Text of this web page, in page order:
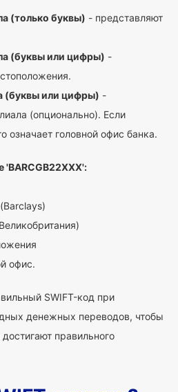
(только буквы) - представляют
(буквы или цифры) -
(буквы или цифры) -
(опционально). Если
означает головной офис банка.
'BARCGB22XXX':
офис.
SWIFT-код при
денежных переводов, чтобы
правильного